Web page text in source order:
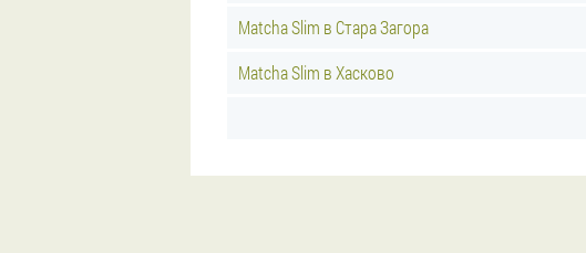
Matcha Slim в Стара Загора
Matcha Slim в Хасково